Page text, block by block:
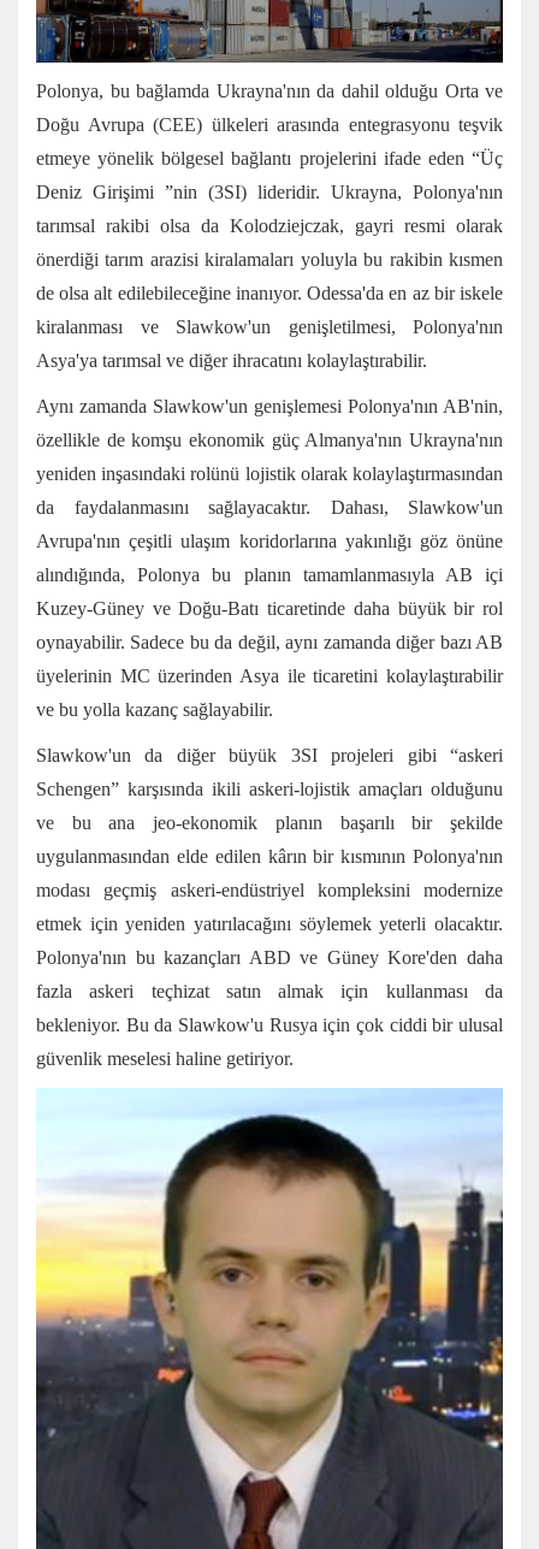
Polonya, bu bağlamda Ukrayna'nın da dahil olduğu Orta ve
Doğu Avrupa (CEE) ülkeleri arasında entegrasyonu teşvik
etmeye yönelik bölgesel bağlantı projelerini ifade eden “Üç
Deniz Girişimi ”nin (3SI) lideridir. Ukrayna, Polonya'nın
tarımsal rakibi olsa da Kolodziejczak, gayri resmi olarak
önerdiği tarım arazisi kiralamaları yoluyla bu rakibin kısmen
de olsa alt edilebileceğine inanıyor. Odessa'da en az bir iskele
kiralanması ve Slawkow'un genişletilmesi, Polonya'nın
Asya'ya tarımsal ve diğer ihracatını kolaylaştırabilir.
Aynı zamanda Slawkow'un genişlemesi Polonya'nın AB'nin,
özellikle de komşu ekonomik güç Almanya'nın Ukrayna'nın
yeniden inşasındaki rolünü lojistik olarak kolaylaştırmasından
da faydalanmasını sağlayacaktır. Dahası, Slawkow'un
Avrupa'nın çeşitli ulaşım koridorlarına yakınlığı göz önüne
alındığında, Polonya bu planın tamamlanmasıyla AB içi
Kuzey-Güney ve Doğu-Batı ticaretinde daha büyük bir rol
oynayabilir. Sadece bu da değil, aynı zamanda diğer bazı AB
üyelerinin MC üzerinden Asya ile ticaretini kolaylaştırabilir
ve bu yolla kazanç sağlayabilir.
Slawkow'un da diğer büyük 3SI projeleri gibi “askeri
Schengen” karşısında ikili askeri-lojistik amaçları olduğunu
ve bu ana jeo-ekonomik planın başarılı bir şekilde
uygulanmasından elde edilen kârın bir kısmının Polonya'nın
modası geçmiş askeri-endüstriyel kompleksini modernize
etmek için yeniden yatırılacağını söylemek yeterli olacaktır.
Polonya'nın bu kazançları ABD ve Güney Kore'den daha
fazla askeri teçhizat satın almak için kullanması da
bekleniyor. Bu da Slawkow'u Rusya için çok ciddi bir ulusal
güvenlik meselesi haline getiriyor.